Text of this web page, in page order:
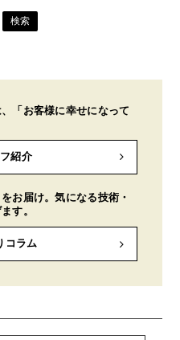
「お客様に幸せになって
紹介
お届け。気になる技術・
す。
コラム